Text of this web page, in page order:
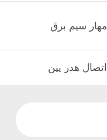
مهار سیم برق
اتصال هدر پین